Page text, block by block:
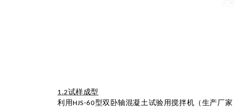
1.2试样成型
利用 HJS-60型双卧轴混凝土试验用搅拌机（生产厂